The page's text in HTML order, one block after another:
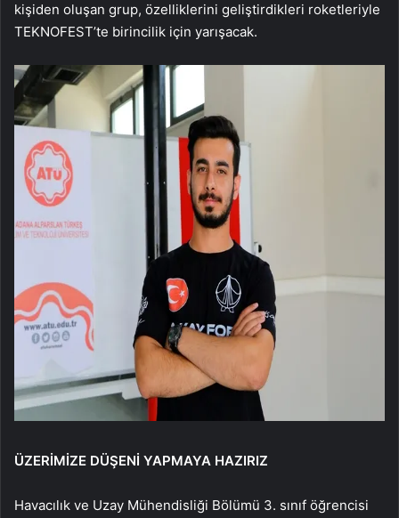
kişiden oluşan grup, özelliklerini geliştirdikleri roketleriyle
TEKNOFEST’te birincilik için yarışacak.
ÜZERİMİZE DÜŞENİ YAPMAYA HAZIRIZ
Havacılık ve Uzay Mühendisliği Bölümü 3. sınıf öğrencisi